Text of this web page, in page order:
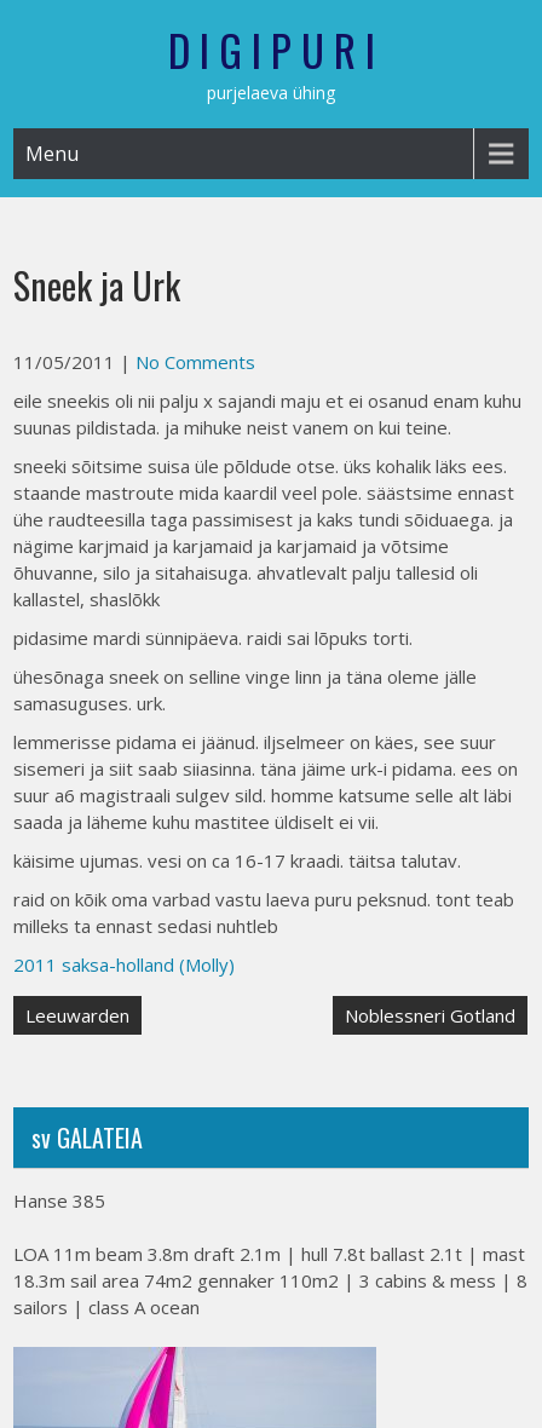
D I G I P U R I
purjelaeva ühing
Menu
Sneek ja Urk
11/05/2011 | No Comments
eile sneekis oli nii palju x sajandi maju et ei osanud enam kuhu
suunas pildistada. ja mihuke neist vanem on kui teine.
sneeki sõitsime suisa üle põldude otse. üks kohalik läks ees.
staande mastroute mida kaardil veel pole. säästsime ennast
ühe raudteesilla taga passimisest ja kaks tundi sõiduaega. ja
nägime karjmaid ja karjamaid ja karjamaid ja võtsime
õhuvanne, silo ja sitahaisuga. ahvatlevalt palju tallesid oli
kallastel, shaslõkk
pidasime mardi sünnipäeva. raidi sai lõpuks torti.
ühesõnaga sneek on selline vinge linn ja täna oleme jälle
samasuguses. urk.
lemmerisse pidama ei jäänud. iljselmeer on käes, see suur
sisemeri ja siit saab siiasinna. täna jäime urk-i pidama. ees on
suur a6 magistraali sulgev sild. homme katsume selle alt läbi
saada ja läheme kuhu mastitee üldiselt ei vii.
käisime ujumas. vesi on ca 16-17 kraadi. täitsa talutav.
raid on kõik oma varbad vastu laeva puru peksnud. tont teab
milleks ta ennast sedasi nuhtleb
2011 saksa-holland (Molly)
Post
Leeuwarden Noblessneri Gotland
sv GALATEIA
Hanse 385
LOA 11m beam 3.8m draft 2.1m | hull 7.8t ballast 2.1t | mast
18.3m sail area 74m2 gennaker 110m2 | 3 cabins & mess | 8
sailors | class A ocean